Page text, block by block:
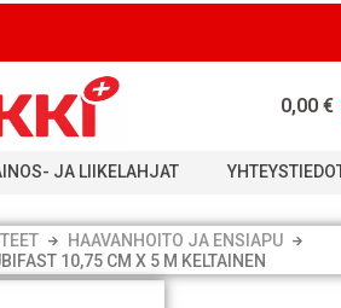
0,00 €
JA LIIKELAHJAT
HAAVANHOITO JA ENSIAPU
10,75 CM X 5 M KELTAINEN